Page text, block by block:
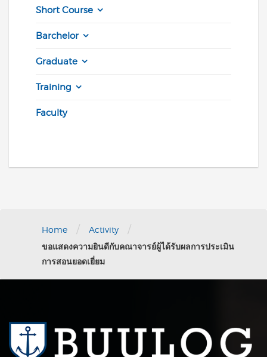
Short Course
Barchelor
Graduate
Training
Faculty
Home / Activity /
ขอแสดงความยินดีกับคณาจารย์ผู้ได้รับผลการประเมิน
การสอนยอดเยี่ยม